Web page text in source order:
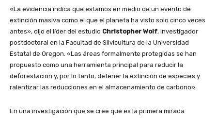
«La evidencia indica que estamos en medio de un evento de
extinción masiva como el que el planeta ha visto solo cinco veces
antes», dijo el líder del estudio Christopher Wolf, investigador
postdoctoral en la Facultad de Silvicultura de la Universidad
Estatal de Oregon. «Las áreas formalmente protegidas se han
propuesto como una herramienta principal para reducir la
deforestación y, por lo tanto, detener la extinción de especies y
ralentizar las reducciones en el almacenamiento de carbono».
En una investigación que se cree que es la primera mirada